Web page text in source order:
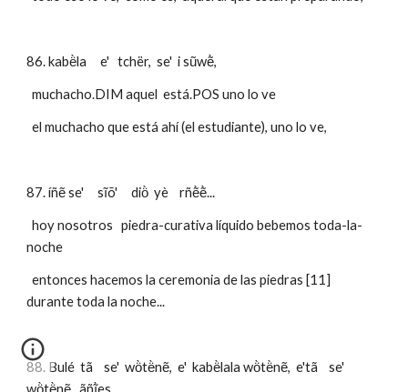
86. kabë̀la     e'   tchër,  se'  i sũwẽ̀,
  muchacho.DIM aquel  está.POS uno lo ve
  el muchacho que está ahí (el estudiante), uno lo ve,
87. íñẽ se'     sĩõ'     diö̀  yè    rñẽ̀ẽ̀...
  hoy nosotros   piedra-curativa líquido bebemos toda-la-
noche
  entonces hacemos la ceremonia de las piedras [11]
durante toda la noche...
88. Bulé  tã    se'  wö̀të̀nẽ,  e'  kabë̀lala wö̀të̀nẽ,  e'tã    se'
wö̀të̀nẽ   ãñĩ̀es,